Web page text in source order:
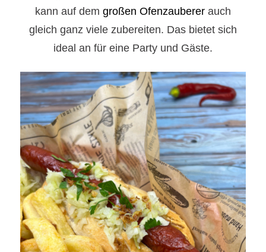
kann auf dem großen Ofenzaubererauch
gleich ganz viele zubereiten. Das bietet sich
ideal an für eine Party und Gäste.